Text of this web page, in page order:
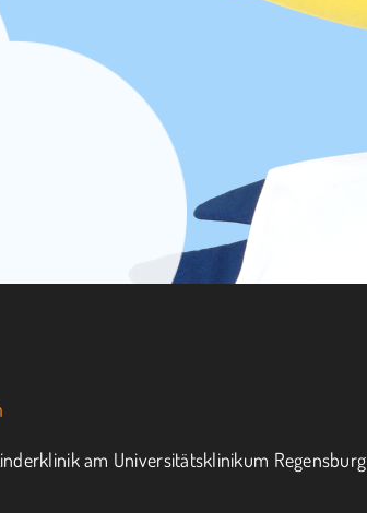
am Universitätsklinikum Regensburg